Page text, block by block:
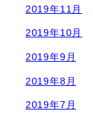
2019年11月
2019年10月
2019年9月
2019年8月
2019年7月